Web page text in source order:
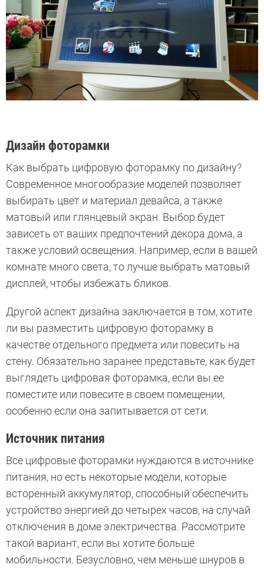
Дизайн фоторамки
Как выбрать цифровую фоторамку по дизайну?
Современное многообразие моделей позволяет
выбирать цвет и материал девайса, а также
матовый или глянцевый экран. Выбор будет
зависеть от ваших предпочтений декора дома, а
также условий освещения. Например, если в вашей
комнате много света, то лучше выбрать матовый
дисплей, чтобы избежать бликов.
Другой аспект дизайна заключается в том, хотите
ли вы разместить цифровую фоторамку в
качестве отдельного предмета или повесить на
стену. Обязательно заранее представьте, как будет
выглядеть цифровая фоторамка, если вы ее
поместите или повесите в своем помещении,
особенно если она запитывается от сети.
Источник питания
Все цифровые фоторамки нуждаются в источнике
питания, но есть некоторые модели, которые
всторенный аккумулятор, способный обеспечить
устройство энергией до четырех часов, на случай
отключения в доме электричества. Рассмотрите
такой вариант, если вы хотите больше
мобильности. Безусловно, чем меньше шнуров в